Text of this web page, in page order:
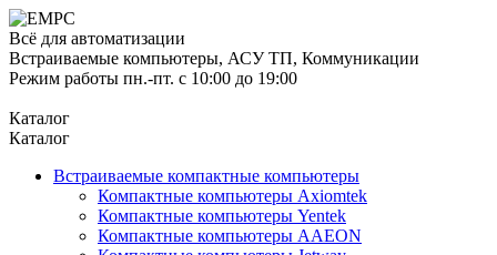
Всё для автоматизации
Встраиваемые компьютеры, АСУ ТП, Коммуникации
Режим работы пн.-пт. с 10:00 до 19:00
Каталог
Каталог
Встраиваемые компактные компьютеры
Компактные компьютеры Axiomtek
Компактные компьютеры Yentek
Компактные компьютеры AAEON